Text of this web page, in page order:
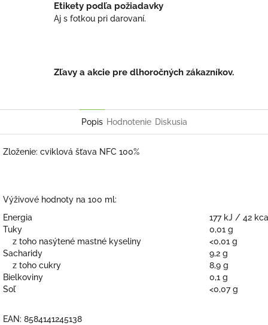
Etikety podľa požiadavky
Aj s fotkou pri darovaní.
Zľavy a akcie pre dlhoročných zákazníkov.
Popis Hodnotenie Diskusia
Zloženie: cviklová šťava NFC 100%
Výživové hodnoty na 100 ml:
Energia
177 kJ / 42
Tuky
0,01 g
z toho nasýtené mastné kyseliny
<0,01 g
Sacharidy
9,2 g
z toho cukry
8,9 g
Bielkoviny
0,1 g
Soľ
<0,07 g
EAN: 8584141245138